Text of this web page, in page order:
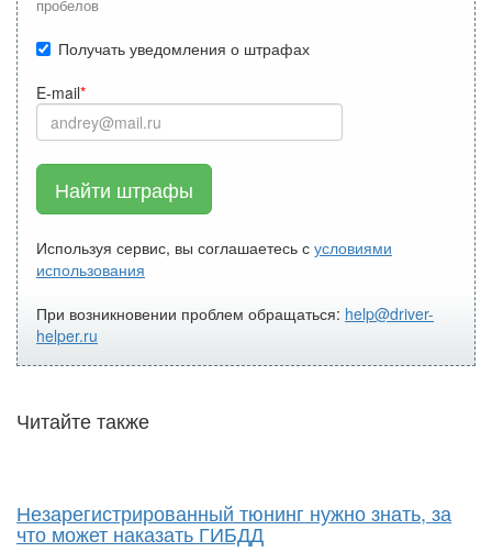
пробелов
Получать уведомления о штрафах
E-mail
Найти штрафы
Используя сервис, вы соглашаетесь с условиями
использования
При возникновении проблем обращаться: help@driver-
helper.ru
Читайте также
Незарегистрированный тюнинг нужно знать, за
что может наказать ГИБДД